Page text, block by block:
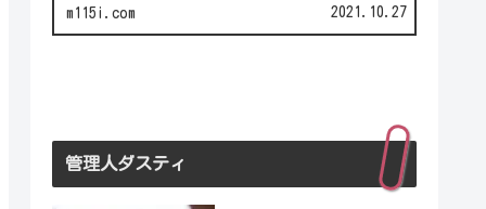
m115i.com 2021.10.27
管理人ダスティ